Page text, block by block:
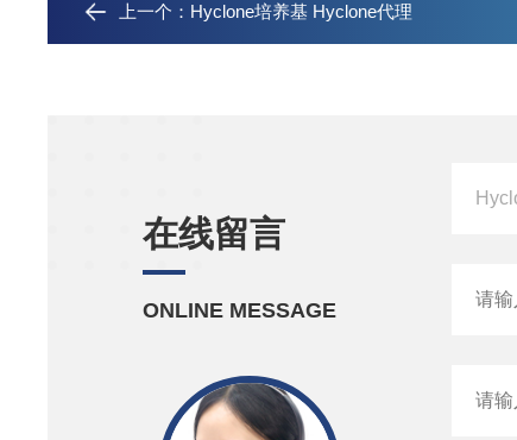
上一个： Hyclone培养基 Hyclone代理
在线留言
ONLINE MESSAGE